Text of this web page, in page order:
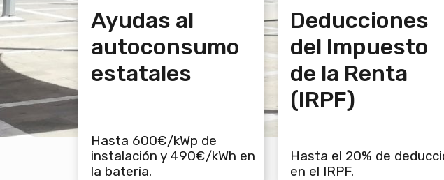
Ayudas al
autoconsumo
estatales
Hasta 600€/kWp de
instalación y 490€/kWh en
la batería.
Deducciones
del Impuesto
de la Renta
(IRPF)
Hasta el 20% de
en el IRPF.